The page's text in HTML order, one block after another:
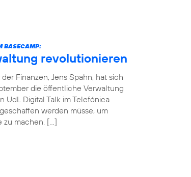
BASECAMP:
revolutionieren
Finanzen, Jens Spahn, hat sich
die öffentliche Verwaltung
UdL Digital Talk im Telefónica
werden müsse, um
zu machen. […]